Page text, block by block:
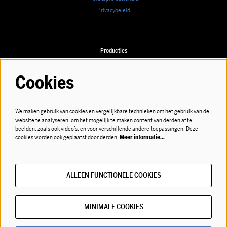
Privacybeleid
Producties
Volg ons
Meld je aan voor de nieuwsbrief!
Cookies
We maken gebruik van cookies en vergelijkbare technieken om het gebruik van de
website te analyseren, om het mogelijk te maken content van derden af te
beelden, zoals ook video’s, en voor verschillende andere toepassingen. Deze
cookies worden ook geplaatst door derden.Meer informatie…
ALLEEN FUNCTIONELE COOKIES
MINIMALE COOKIES